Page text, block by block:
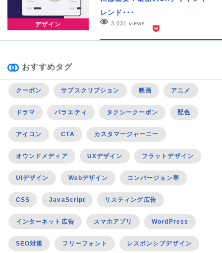
デザイン
レンド･･･
3,031 views
おすすめタグ
クーポン サブスクリプション 映画 アニメ
ドラマ バラエティ タクシークーポン 配色
アイコン CTA カスタマージャーニー
オウンドメディア UXデザイン フラットデザイン
UIデザイン Webデザイン コンバージョン率
CSS JavaScript リスティング広告
インターネット広告 スマホアプリ WordPress
SEO対策 フリーフォント レスポンシブデザイン